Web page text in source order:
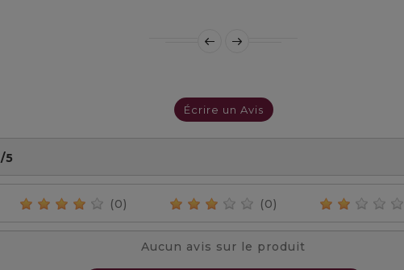
Écrire un Avis
/5
(0) (0)
Aucun avis sur le produit